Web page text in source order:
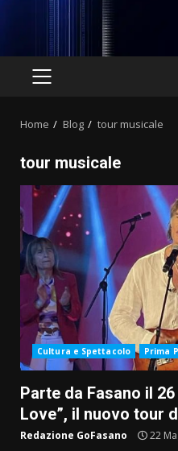
PRIMARY
Home Blog tour musicale
tour musicale
Cultura e Spettacolo Prima
Parte da Fasano il
Love”, il nuovo tour
Redazione GoFasano 22